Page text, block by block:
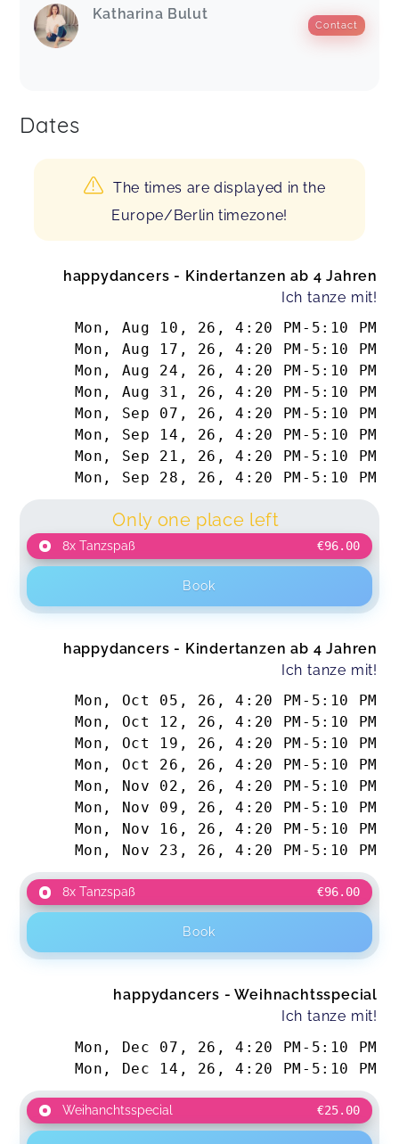
Katharina Bulut
Contact
Dates
The times are displayed in the
Europe/Berlin timezone!
happydancers - Kindertanzen ab 4 Jahren
Ich tanze mit!
Mon, Aug 10, 26 ,4:20 PM - 5:10 PM
Mon, Aug 17, 26 ,4:20 PM - 5:10 PM
Mon, Aug 24, 26 ,4:20 PM - 5:10 PM
Mon, Aug 31, 26 ,4:20 PM - 5:10 PM
Mon, Sep 07, 26 ,4:20 PM - 5:10 PM
Mon, Sep 14, 26 ,4:20 PM - 5:10 PM
Mon, Sep 21, 26 ,4:20 PM - 5:10 PM
Mon, Sep 28, 26 ,4:20 PM - 5:10 PM
Only one place left
8x Tanzspaß €96.00
Book
happydancers - Kindertanzen ab 4 Jahren
Ich tanze mit!
Mon, Oct 05, 26 ,4:20 PM - 5:10 PM
Mon, Oct 12, 26 ,4:20 PM - 5:10 PM
Mon, Oct 19, 26 ,4:20 PM - 5:10 PM
Mon, Oct 26, 26 ,4:20 PM - 5:10 PM
Mon, Nov 02, 26 ,4:20 PM - 5:10 PM
Mon, Nov 09, 26 ,4:20 PM - 5:10 PM
Mon, Nov 16, 26 ,4:20 PM - 5:10 PM
Mon, Nov 23, 26 ,4:20 PM - 5:10 PM
8x Tanzspaß €96.00
Book
happydancers - Weihnachtsspecial
Ich tanze mit!
Mon, Dec 07, 26 ,4:20 PM - 5:10 PM
Mon, Dec 14, 26 ,4:20 PM - 5:10 PM
Weihanchtsspecial €25.00